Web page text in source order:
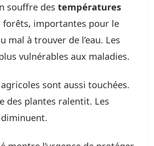
souffre des températures
forêts, importantes pour le
mal à trouver de l’eau. Les
vulnérables aux maladies.
sont aussi touchées.
des plantes ralentit. Les